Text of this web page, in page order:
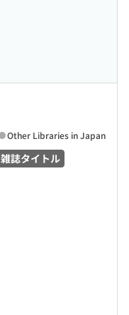
雑誌タイトル
Other Libraries in Japan